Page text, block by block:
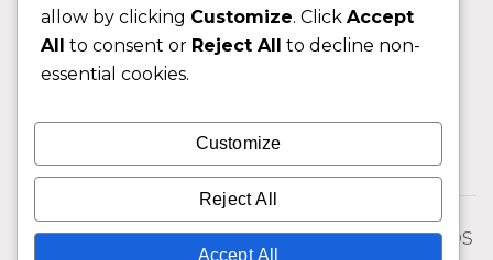
FAQ (Perguntas Frequentes)
CLIENTE
Área do Cliente
Livro de Reclamações
© 2026 Fixngo TODOS OS DIREITOS RESERVADOS
allow by clicking Customize. Click Accept
All to consent or Reject All to decline non-
essential cookies.
Customize
Reject All
Accept All